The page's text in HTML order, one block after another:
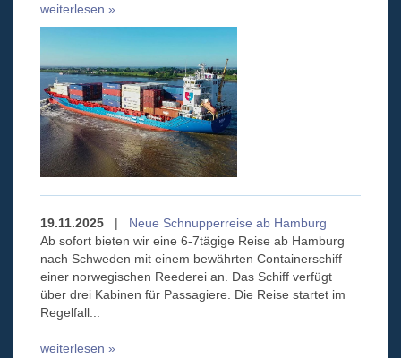
weiterlesen »
19.11.2025 | Neue Schnupperreise ab Hamburg
Ab sofort bieten wir eine 6-7tägige Reise ab Hamburg
nach Schweden mit einem bewährten Containerschiff
einer norwegischen Reederei an. Das Schiff verfügt
über drei Kabinen für Passagiere. Die Reise startet im
Regelfall...
weiterlesen »